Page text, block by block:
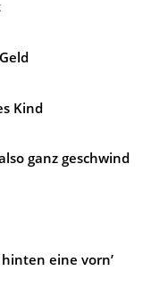
Kind
ganz geschwind
eine vorn’